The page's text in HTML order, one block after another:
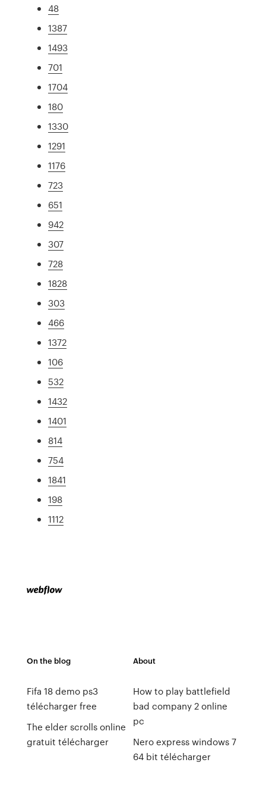
48
1387
1493
701
1704
180
1330
1291
1176
723
651
942
307
728
1828
303
466
1372
106
532
1432
1401
814
754
1841
198
1112
On the blog
Fifa 18 demo ps3
télécharger free
The elder scrolls online
gratuit télécharger
About
How to play battlefield
bad company 2 online
pc
Nero express windows 7
64 bit télécharger